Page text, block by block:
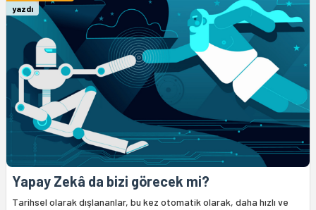
yazdı
Yapay Zekâ da bizi görecek mi?
Tarihsel olarak dışlananlar, bu kez otomatik olarak, daha hızlı ve